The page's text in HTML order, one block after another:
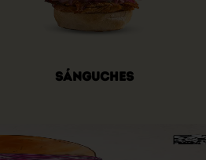
Sánguches